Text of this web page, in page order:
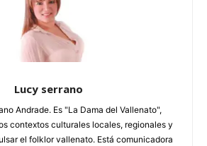
Lucy serrano
Andrade. Es "La Dama del Vallenato",
contextos culturales locales, regionales y
el folklor vallenato. Está comunicadora